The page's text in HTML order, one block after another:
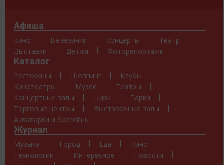
Афиша
Кино Вечеринки Концерты
Театр
Выставки
Детям Фоторепортажи
Каталог
Рестораны Шоппинг
Клубы
Кинотеатры
Музеи
Театры
Концертные залы
Цирк
Парки
Торговые центры
Выставочные залы
Аквапарки и бассейны
Журнал
Музыка Город Еда
Кино
Технологии
Интересное
Новости